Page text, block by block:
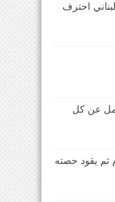
احترف
عن كل
ثم يقود حصته